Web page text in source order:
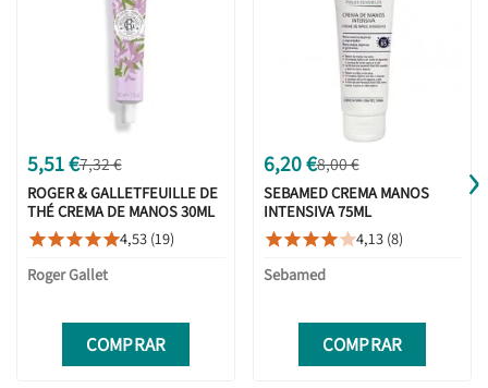
5,51 €7,32 €
ROGER & GALLETFEUILLE DE
THÉ CREMA DE MANOS 30ML
4,53 (19)
Roger Gallet
COMPRAR
6,20 €8,00 €
SEBAMED CREMA MANOS
INTENSIVA 75ML
4,13 (8)
Sebamed
COMPRAR
›